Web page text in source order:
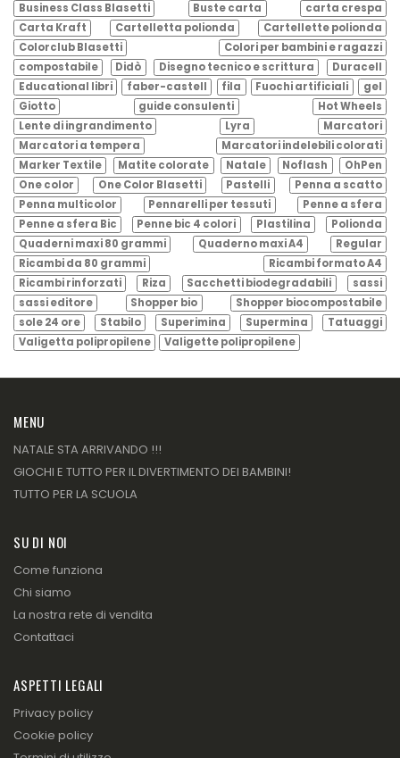
Business Class Blasetti
Buste carta
carta crespa
Carta Kraft
Cartelletta polionda
Cartellette polionda
Colorclub Blasetti
Colori per bambini e ragazzi
compostabile
Didò Disegno tecnico e scrittura
Duracell
Educational libri
faber-castell fila Fuochi artificiali
gel
Giotto
guide consulenti
Hot Wheels
Lente di ingrandimento
Lyra
Marcatori
Marcatori a tempera
Marcatori indelebili colorati
Marker Textile
Matite colorate Natale Noflash
OhPen
One color
One Color Blasetti Pastelli
Penna a scatto
Penna multicolor
Pennarelli per tessuti
Penne a sfera
Penne a sfera Bic
Penne bic 4 colori Plastilina
Polionda
Quaderni maxi 80 grammi
Quaderno maxi A4
Regular
Ricambi da 80 grammi
Ricambi formato A4
Ricambi rinforzati
Riza Sacchetti biodegradabili
sassi
sassi editore
Shopper bio
Shopper biocompostabile
sole 24 ore
Stabilo Superimina Supermina
Tatuaggi
Valigetta polipropilene
Valigette polipropilene
MENU
NATALE STA ARRIVANDO !!!
GIOCHI E TUTTO PER IL DIVERTIMENTO DEI BAMBINI!
TUTTO PER LA SCUOLA
SU DI NOI
Come funziona
Chi siamo
La nostra rete di vendita
Contattaci
ASPETTI LEGALI
Privacy policy
Cookie policy